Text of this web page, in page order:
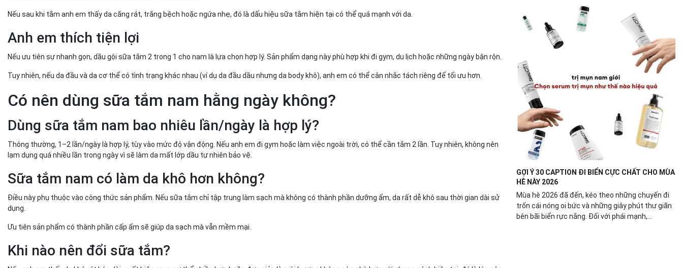
Nếu sau khi tắm anh em thấy da căng rát, trắng bệch hoặc ngứa nhẹ, đó là dấu hiệu sữa tắm hiện tại có thể quá mạnh với da.
Anh em thích tiện lợi
Nếu ưu tiên sự nhanh gọn, dầu gội sữa tắm 2 trong 1 cho nam là lựa chọn hợp lý. Sản phẩm dạng này phù hợp khi đi gym, du lịch hoặc những ngày bận rộn.
Tuy nhiên, nếu da đầu và da cơ thể có tình trạng khác nhau (ví dụ da đầu dầu nhưng da body khô), anh em có thể cân nhắc tách riêng để tối ưu hơn.
Có nên dùng sữa tắm nam hằng ngày không?
Dùng sữa tắm nam bao nhiêu lần/ngày là hợp lý?
Thông thường, 1–2 lần/ngày là hợp lý, tùy vào mức độ vận động. Nếu anh em đi gym hoặc làm việc ngoài trời, có thể cần tắm 2 lần. Tuy nhiên, không nên
lạm dụng quá nhiều lần trong ngày vì sẽ làm da mất lớp dầu tự nhiên bảo vệ.
Sữa tắm nam có làm da khô hơn không?
Điều này phụ thuộc vào công thức sản phẩm. Nếu sữa tắm chỉ tập trung làm sạch mà không có thành phần dưỡng ẩm, da rất dễ khô sau thời gian dài sử
dụng.
Ưu tiên sản phẩm có thành phần cấp ẩm sẽ giúp da sạch mà vẫn mềm mại.
Khi nào nên đổi sữa tắm?
GỢI Ý 30 CAPTION ĐI BIỂN CỰC CHẤT CHO MÙA
HÈ NÀY 2026
Mùa hè 2026 đã đến, kéo theo những chuyến đi
trốn cái nóng oi bức và những giây phút thư giãn
bên bãi biển rực nắng. Đối với phái mạnh,...